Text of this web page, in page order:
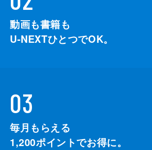
動画も書籍も
U-NEXTひとつでOK。
03
毎月もらえる
1,200ポイントでお得に。